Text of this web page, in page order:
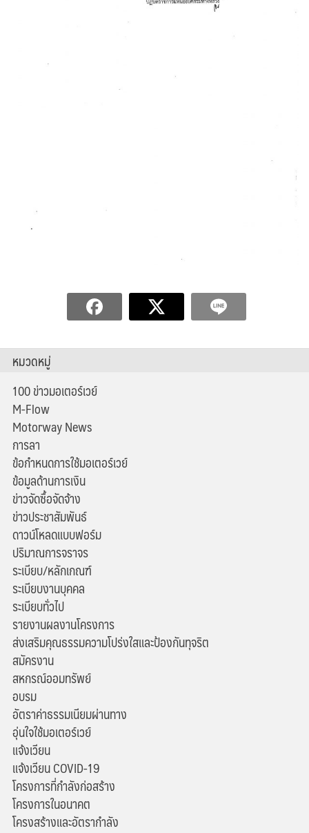
หมวดหมู่
100 ข่าวมอเตอร์เวย์
M-Flow
Motorway News
การลา
ข้อกำหนดการใช้มอเตอร์เวย์
ข้อมูลด้านการเงิน
ข่าวจัดซื้อจัดจ้าง
ข่าวประชาสัมพันธ์
ดาวน์โหลดแบบฟอร์ม
ปริมาณการจราจร
ระเบียบ/หลักเกณฑ์
ระเบียบงานบุคคล
ระเบียบทั่วไป
รายงานผลงานโครงการ
ส่งเสริมคุณธรรมความโปร่งใสและป้องกันทุจริต
สมัครงาน
สหกรณ์ออมทรัพย์
อบรม
อัตราค่าธรรมเนียมผ่านทาง
อุ่นใจใช้มอเตอร์เวย์
แจ้งเวียน
แจ้งเวียน COVID-19
โครงการที่กำลังก่อสร้าง
โครงการในอนาคต
โครงสร้างและอัตรากำลัง